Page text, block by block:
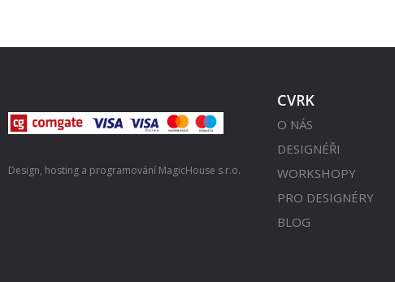
Design, hosting a programování MagicHouse s.r.o.
CVRK
O NÁS
DESIGNÉŘI
WORKSHOPY
PRO DESIGNÉRY
BLOG